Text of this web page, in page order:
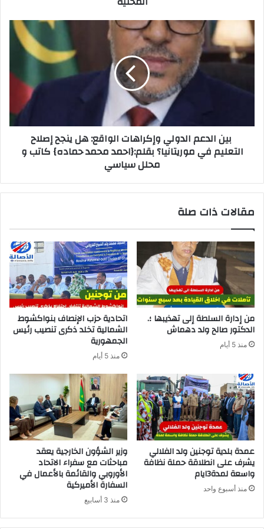
بين الدعم الدولي وإكراهات الواقع: هل ينجح إصلاح
التعليم في موريتانيا؟ بقلم:{احمد محمد حماده} كاتب و
محلل سياسي
مقالات ذات صلة
من إدارة السلطة إلى تهذيبها ؛.
الدكتور صالح ولد دهماش
منذ 5 أيام
اتحادية حزب الإنصاف بنواكشوط
الشمالية تخلد ذكرى تنصيب رئيس
الجمهورية
منذ 5 أيام
عمدة بلدية توجنين ولد الفلالي
يشرف على انطلاقة حملة نظافة
واسعة لمدة3ايام
منذ أسبوع واحد
وزير الشؤون الخارجية يعقد
مباحثات مع سفراء الاتحاد
الأوروبي والقائمة بالأعمال في
السفارة الأميركية
منذ 3 أسابيع